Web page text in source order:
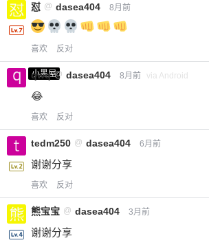
怼 @ dasea404 8月前
喜欢 反对
小黑屋
qwq @ dasea404 8月前 via Android
😂
喜欢 反对
tedm250 @ dasea404 6月前
谢谢分享
喜欢 反对
熊宝宝 @ dasea404 3月前
谢谢分享